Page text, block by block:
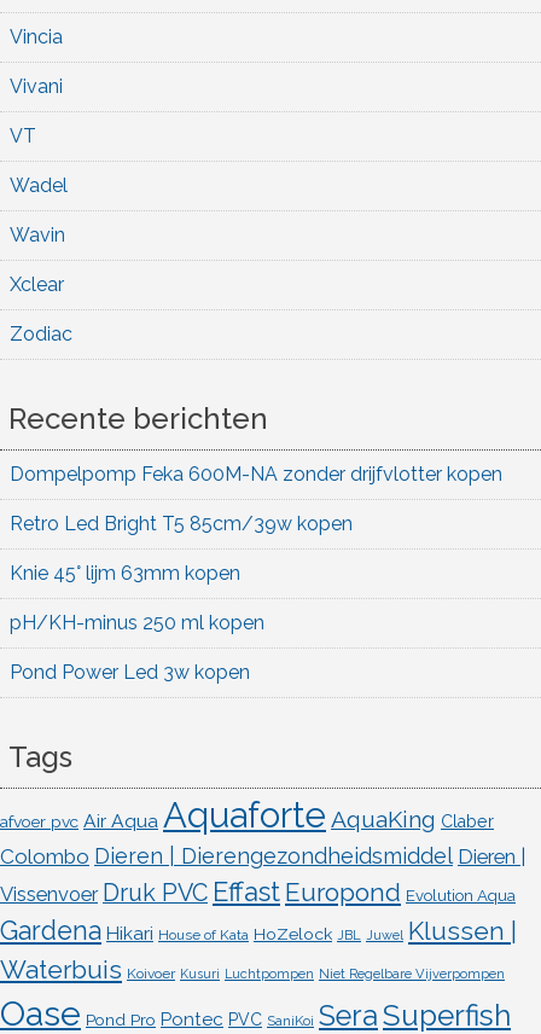
Vincia
Vivani
VT
Wadel
Wavin
Xclear
Zodiac
Recente berichten
Dompelpomp Feka 600M-NA zonder drijfvlotter kopen
Retro Led Bright T5 85cm/39w kopen
Knie 45° lijm 63mm kopen
pH/KH-minus 250 ml kopen
Pond Power Led 3w kopen
Tags
afvoer pvc Air Aqua Aquaforte AquaKing Claber
Colombo Dieren | Dierengezondheidsmiddel Dieren |
Vissenvoer Druk PVC Effast Europond Evolution Aqua
Gardena Hikari House of Kata HoZelock JBL Juwel Klussen |
Waterbuis Koivoer Kusuri Luchtpompen Niet Regelbare Vijverpompen
Oase Pond Pro Pontec PVC SaniKoi SeraSuperfish